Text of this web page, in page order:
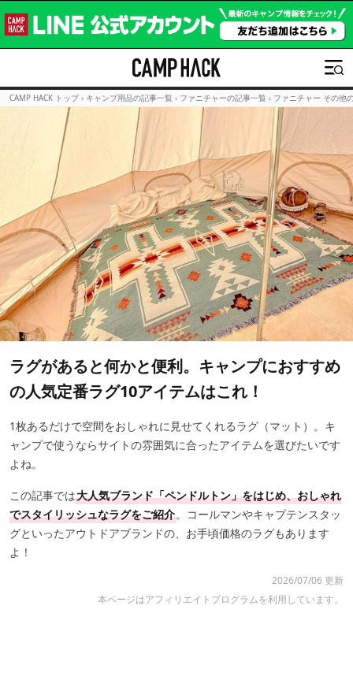
CAMP HACK トップ › キャンプ用品の記事一覧 › ファニチャーの記事一覧 › ファニチャー その他
ラグがあると何かと便利。キャンプにおすすめ
の人気定番ラグ10アイテムはこれ！
1枚あるだけで空間をおしゃれに見せてくれるラグ（マット）。キ
ャンプで使うならサイトの雰囲気に合ったアイテムを選びたいです
よね。
この記事では大人気ブランド「ペンドルトン」をはじめ、おしゃれ
でスタイリッシュなラグをご紹介。コールマンやキャプテンスタッ
グといったアウトドアブランドの、お手頃価格のラグもあります
よ！
2026/07/06 更新
本ページはアフィリエイトプログラムを利用しています。